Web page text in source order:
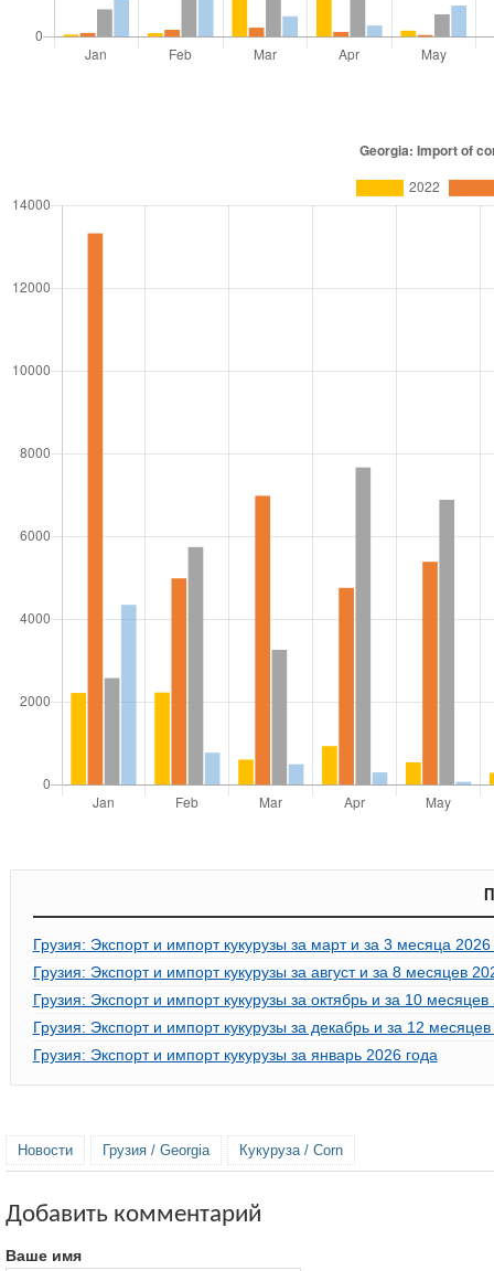
Грузия: Экспорт и импорт кукурузы за март и за 3 месяца
Грузия: Экспорт и импорт кукурузы за август и за 8 месяцев
Грузия: Экспорт и импорт кукурузы за октябрь и за 10
Грузия: Экспорт и импорт кукурузы за декабрь и за 12
Грузия: Экспорт и импорт кукурузы за январь 2026 года
Новости Грузия / Georgia Кукуруза / Corn
Добавить комментарий
Ваше имя